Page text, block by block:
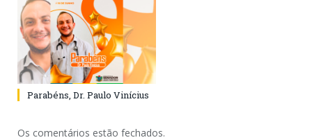
Parabéns, Dr. Paulo Vinícius
Os comentários estão fechados.